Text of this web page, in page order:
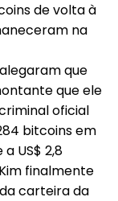
de volta à
na
que
que ele
oficial
bitcoins em
US$ 2,8
finalmente
carteira da